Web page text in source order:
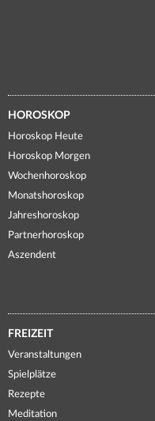
HOROSKOP
Horoskop Heute
Horoskop Morgen
Wochenhoroskop
Monatshoroskop
Jahreshoroskop
Partnerhoroskop
Aszendent
FREIZEIT
Veranstaltungen
Spielplätze
Rezepte
Meditation